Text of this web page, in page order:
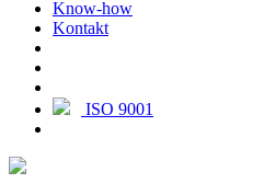
Know-how
Kontakt
ISO 9001